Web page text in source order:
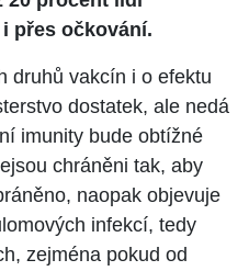
přes očkování.
druhů vakcín i o efektu
dostatek, ale nedá
imunity bude obtížné
chráněni tak, aby
naopak objevuje
infekcí, tedy
zejména pokud od